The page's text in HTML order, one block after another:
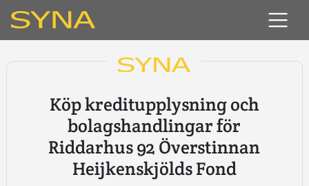
Köp kreditupplysning och
bolagshandlingar för
Riddarhus 92 Överstinnan
Heijkenskjölds Fond